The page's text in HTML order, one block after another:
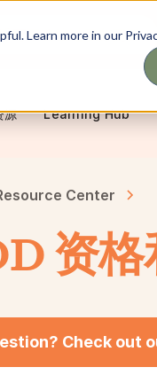
Learn more in our
万不要错过服务更新
源 Learning Hub
Center
资格
Check out